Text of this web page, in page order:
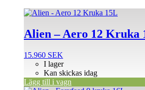
Alien – Aero 12 Kruka
15.960 SEK
I lager
Kan skickas idag
Lägg till i vagn